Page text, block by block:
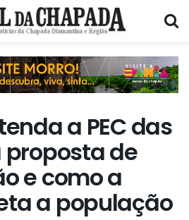
a PEC das
proposta de
e como a
a população